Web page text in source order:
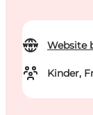
Website
Kinder,